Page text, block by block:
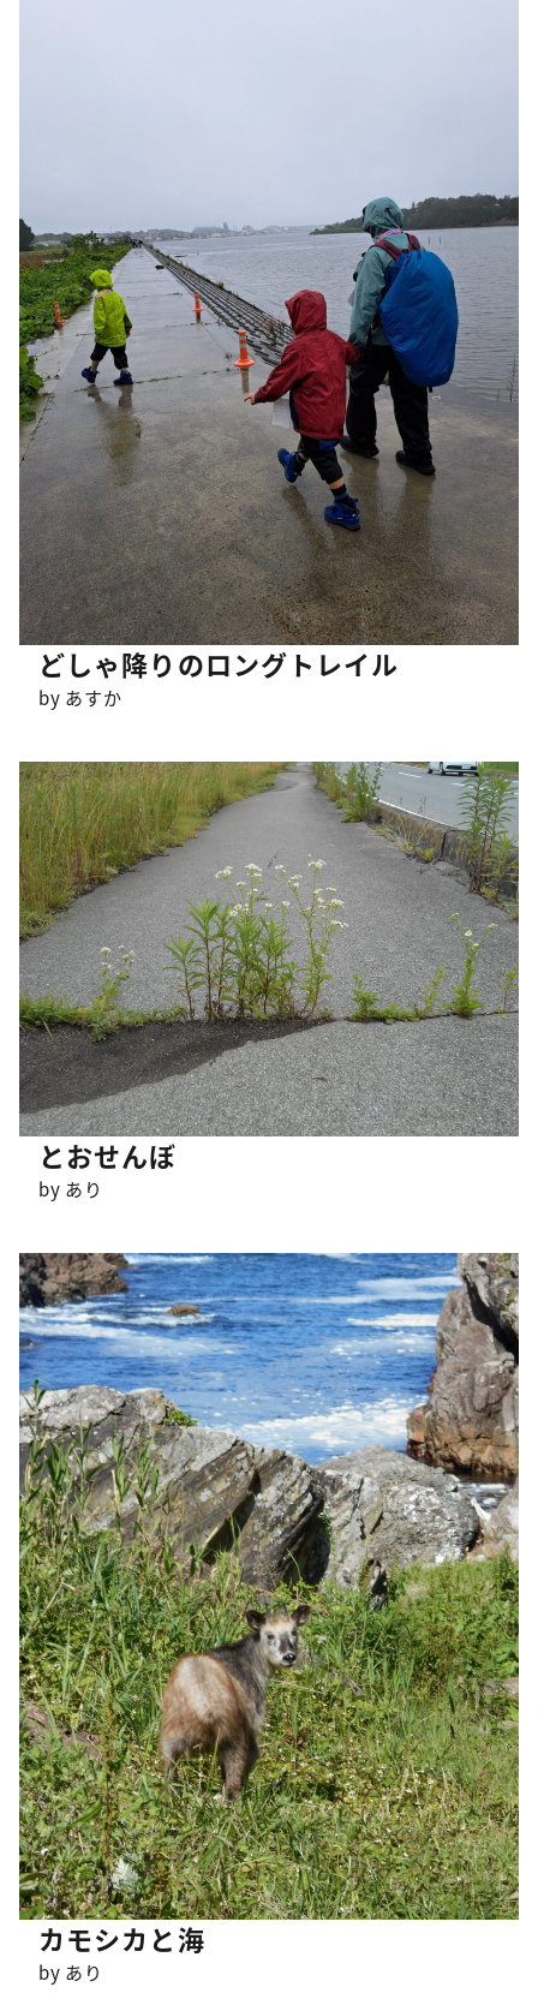
どしゃ降りのロングトレイル
by あすか
とおせんぼ
by あり
カモシカと海
by あり